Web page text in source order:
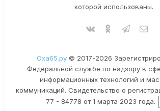
которой использованы.
Оха65.ру© 2017-2026
Федеральной службе по надзору в
информационных технологий и
коммуникаций. Свидетельство о
77 - 84778 от 1 марта 2023 года.